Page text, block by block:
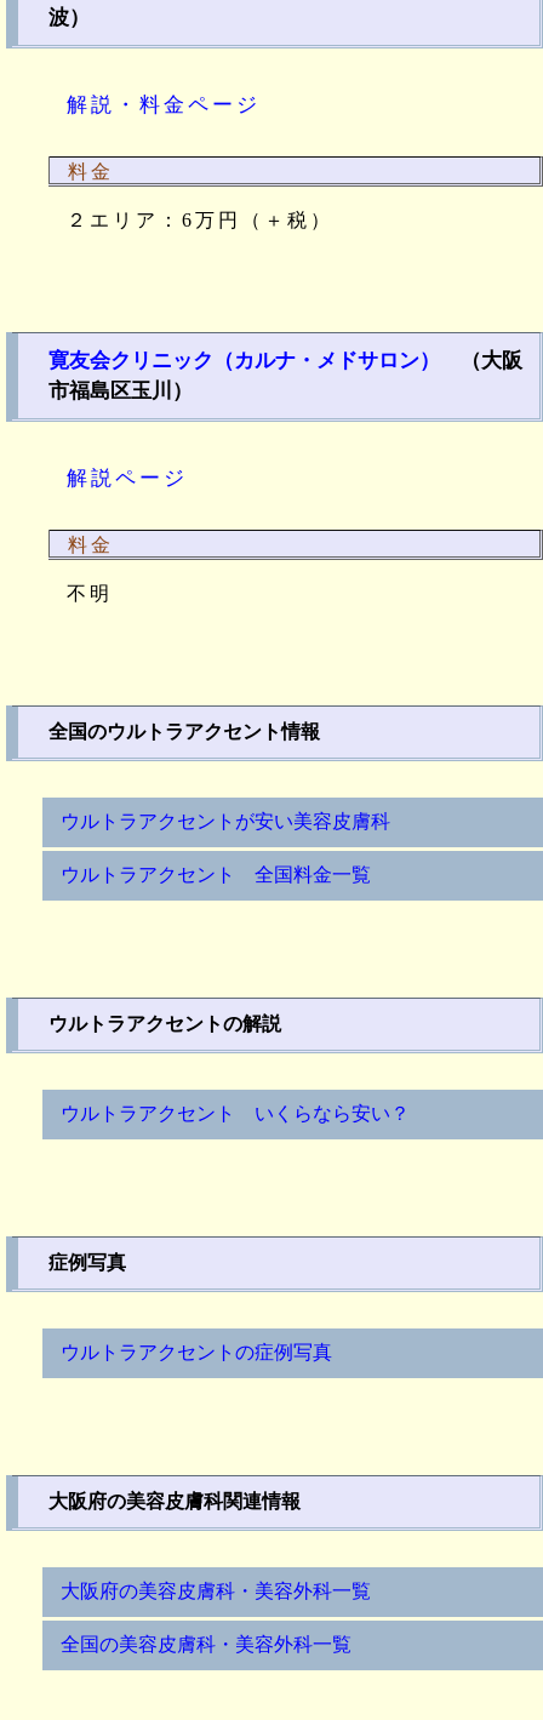
波）
解説・料金ページ
料金
２エリア：6万円（＋税）
寛友会クリニック（カルナ・メドサロン）
（大阪
市福島区玉川）
解説ページ
料金
不明
全国のウルトラアクセント情報
ウルトラアクセントが安い美容皮膚科
ウルトラアクセント 全国料金一覧
ウルトラアクセントの解説
ウルトラアクセント いくらなら安い？
症例写真
ウルトラアクセントの症例写真
大阪府の美容皮膚科関連情報
大阪府の美容皮膚科・美容外科一覧
全国の美容皮膚科・美容外科一覧